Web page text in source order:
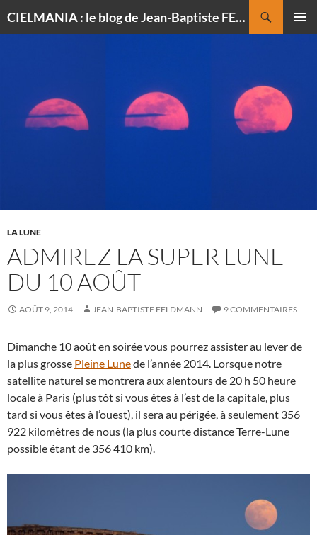
CIELMANIA : le blog de Jean-Baptiste FELDMANN, photographe du ciel
LA LUNE
ADMIREZ LA SUPER LUNE
DU 10 AOÛT
AOÛT 9, 2014 JEAN-BAPTISTE FELDMANN 9 COMMENTAIRES
Dimanche 10 août en soirée vous pourrez assister au lever de
la plus grosse Pleine Lunede l’année 2014. Lorsque notre
satellite naturel se montrera aux alentours de 20 h 50 heure
locale à Paris (plus tôt si vous êtes à l’est de la capitale, plus
tard si vous êtes à l’ouest), il sera au périgée, à seulement 356
922 kilomètres de nous (la plus courte distance Terre-Lune
possible étant de 356 410 km).